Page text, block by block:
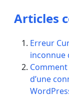
Articles
Erreur
inconnue
d’une